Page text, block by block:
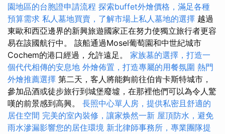
園地區的台胞證申請流程 探索buffet外燴價格，滿足各種
預算需求 私人墓地買賣，了解市場上私人墓地的選擇 越過
東歐和西亞邊界的新興旅遊國家正在努力使獨立旅行者更容
易在該國航行中。 該船通過Mosel葡萄園和中世紀城市
Cochem的港口經過，允許遠足。 家族墓的選擇，打造一
個代代相傳的安息地 外燴佈置，打造專屬的用餐氛圍 熱門
外燴推薦選擇 第二天，客人將能夠前往伯肯卡斯特城市，
參加品酒或徒步旅行到城堡廢墟，在那裡他們可以為令人驚
嘆的前景感到高興。 長照中心單人房，提供私密且舒適的
居住空間 完美的室內裝修，讓家焕然一新 屋頂防水，避免
雨水滲漏影響您的居住環境 新北律師事務所，專業團隊提